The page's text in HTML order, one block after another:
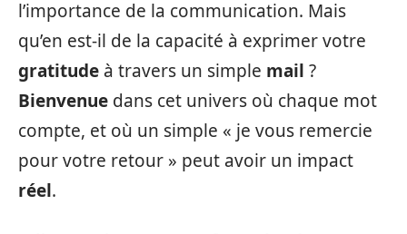
l’importance de la communication. Mais
qu’en est-il de la capacité à exprimer votre
gratitude à travers un simple mail ?
Bienvenue dans cet univers où chaque mot
compte, et où un simple « je vous remercie
pour votre retour » peut avoir un impact
réel.